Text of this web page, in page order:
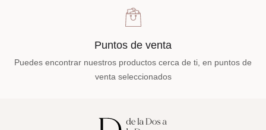
Puntos de venta
Puedes encontrar nuestros productos cerca de ti, en puntos de
venta seleccionados